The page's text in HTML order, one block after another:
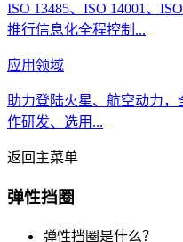
ISO 13485、ISO 14001、
推行信息化全程控制...
应用领域
助力登陆火星、航空动力
作研发、选用...
返回主菜单
弹性挡圈
弹性挡圈是什么？